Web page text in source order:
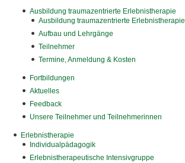
Ausbildung traumazentrierte Erlebnistherapie
Ausbildung traumazentrierte Erlebnistherapie
Aufbau und Lehrgänge
Teilnehmer
Termine, Anmeldung & Kosten
Fortbildungen
Aktuelles
Feedback
Unsere Teilnehmer und Teilnehmerinnen
Erlebnistherapie
Individualpädagogik
Erlebnistherapeutische Intensivgruppe